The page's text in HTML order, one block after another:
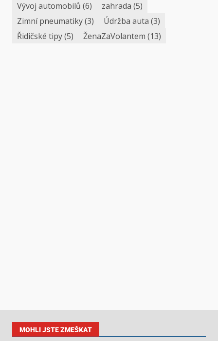
Vývoj automobilů (6) zahrada (5)
Zimní pneumatiky(3) Údržba auta (3)
Řidičské tipy(5) ŽenaZaVolantem (13)
MOHLI JSTE ZMEŠKAT